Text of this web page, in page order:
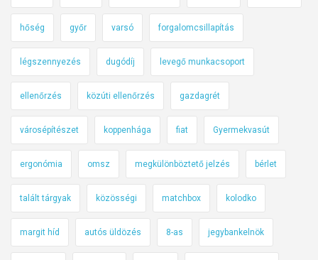
hőség győr varsó forgalomcsillapítás
légszennyezés dugódíj levegő munkacsoport
ellenőrzés közúti ellenőrzés gazdagrét
városépítészet koppenhága fiat Gyermekvasút
ergonómia omsz megkülönböztető jelzés bérlet
talált tárgyak közösségi matchbox kolodko
margit híd autós üldözés 8-as jegybankelnök